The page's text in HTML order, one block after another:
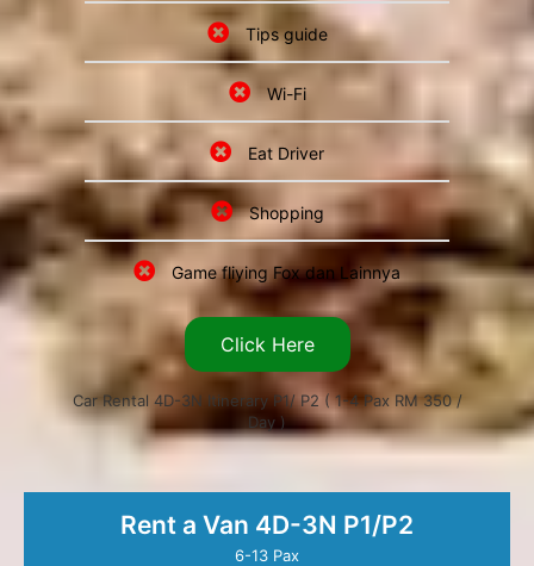
Tips guide
Wi-Fi
Eat Driver
Shopping
Game fliying Fox dan Lainnya
Click Here
Car Rental 4D-3N Itinerary P1/ P2 ( 1-4 Pax RM 350 /
Day )
Rent a Van 4D-3N P1/P2
6-13 Pax